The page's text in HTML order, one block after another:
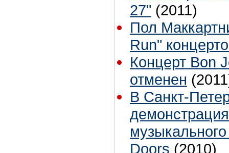
27" (2011)
Пол
Run"
Концерт Bon
отменен
В Санкт-
Doors (2010)